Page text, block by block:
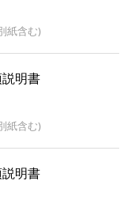
紙含む)
明書
紙含む)
明書